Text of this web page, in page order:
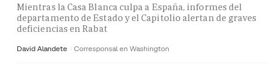
Mientras la Casa Blanca culpa a España, informes del
departamento de Estado y el Capitolio alertan de graves
deficiencias en Rabat
David Alandete Corresponsal en Washington